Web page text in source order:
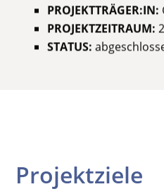
PROJEKTTRÄGER:IN:
PROJEKTZEITRAUM:
STATUS:
Projektziele